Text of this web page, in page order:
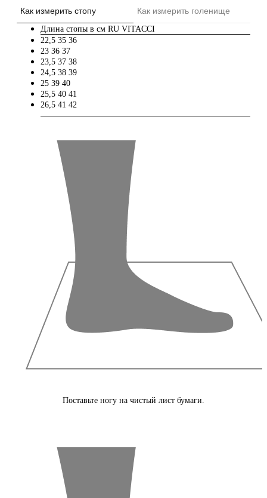
Как измерить стопу Как измерить голенище
Длина стопы в см RU VITACCI
22,5 35 36
23 36 37
23,5 37 38
24,5 38 39
25 39 40
25,5 40 41
26,5 41 42
Поставьте ногу на чистый лист бумаги.